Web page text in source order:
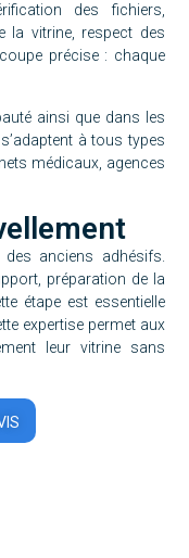
des fichiers,
la vitrine, respect des
précise : chaque
ainsi que dans les
à tous types
médicaux, agences
anciens adhésifs.
préparation de la
étape est essentielle
expertise permet aux
leur vitrine sans